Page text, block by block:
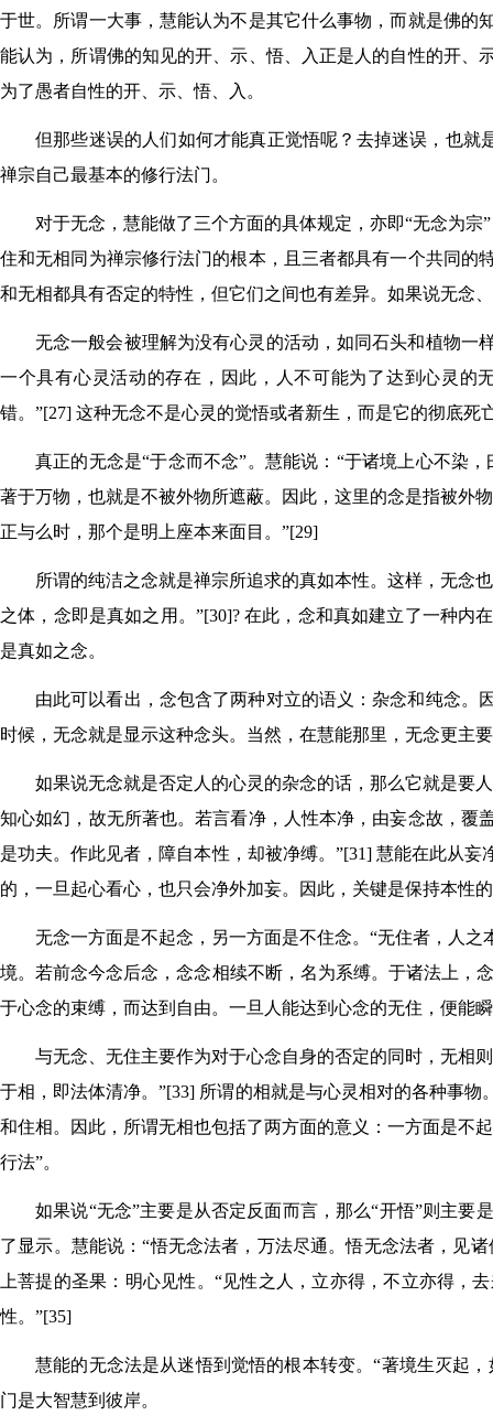
于世。所谓一大事，慧能认为不是其它什么事物，而就是佛
能认为，所谓佛的知见的开、示、悟、入正是人的自性的开
为了愚者自性的开、示、悟、入。
但那些迷误的人们如何才能真正觉悟呢？去掉迷误，也就
禅宗自己最基本的修行法门。
对于无念，慧能做了三个方面的具体规定，亦即“无念为宗
住和无相同为禅宗修行法门的根本，且三者都具有一个共同
和无相都具有否定的特性，但它们之间也有差异。如果说无念
无念一般会被理解为没有心灵的活动，如同石头和植物一
一个具有心灵活动的存在，因此，人不可能为了达到心灵的
错。”[27] 这种无念不是心灵的觉悟或者新生，而是它的彻底死
真正的无念是“于念而不念”。慧能说：“于诸境上心不染
著于万物，也就是不被外物所遮蔽。因此，这里的念是指被外
正与么时，那个是明上座本来面目。”[29]
所谓的纯洁之念就是禅宗所追求的真如本性。这样，无念
之体，念即是真如之用。”[30]? 在此，念和真如建立了一种
是真如之念。
由此可以看出，念包含了两种对立的语义：杂念和纯念。
时候，无念就是显示这种念头。当然，在慧能那里，无念更主
如果说无念就是否定人的心灵的杂念的话，那么它就是要
知心如幻，故无所著也。若言看净，人性本净，由妄念故，
是功夫。作此见者，障自本性，却被净缚。”[31] 慧能在此从
的，一旦起心看心，也只会净外加妄。因此，关键是保持本性
无念一方面是不起念，另一方面是不住念。“无住者，人
境。若前念今念后念，念念相续不断，名为系缚。于诸法上，
于心念的束缚，而达到自由。一旦人能达到心念的无住，便能
与无念、无住主要作为对于心念自身的否定的同时，无相
于相，即法体清净。”[33] 所谓的相就是与心灵相对的各种事
和住相。因此，所谓无相也包括了两方面的意义：一方面是不
行法”。
如果说“无念”主要是从否定反面而言，那么“开悟”则主
了显示。慧能说：“悟无念法者，万法尽通。悟无念法者，见
上菩提的圣果：明心见性。“见性之人，立亦得，不立亦得
性。”[35]
慧能的无念法是从迷悟到觉悟的根本转变。“著境生灭起
门是大智慧到彼岸。